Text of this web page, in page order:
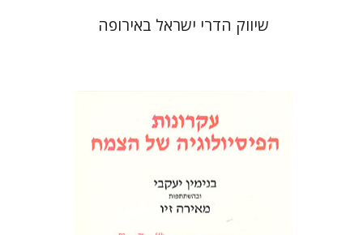
שיווק הדרי ישראל באירופה
בנימין יעקבי מאירה זיו